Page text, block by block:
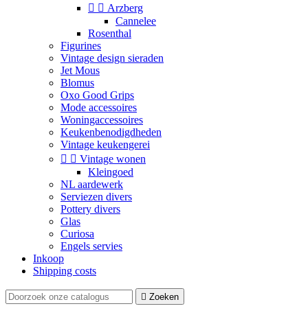
  Arzberg
Cannelee
Rosenthal
Figurines
Vintage design sieraden
Jet Mous
Blomus
Oxo Good Grips
Mode accessoires
Woningaccessoires
Keukenbenodigdheden
Vintage keukengerei
  Vintage wonen
Kleingoed
NL aardewerk
Serviezen divers
Pottery divers
Glas
Curiosa
Engels servies
Inkoop
Shipping costs
 Zoeken